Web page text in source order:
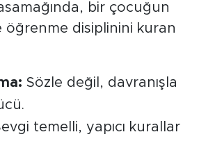
bir çocuğun
öğrenme disiplinini kuran
Sözle değil, davranışla
temelli, yapıcı kurallar